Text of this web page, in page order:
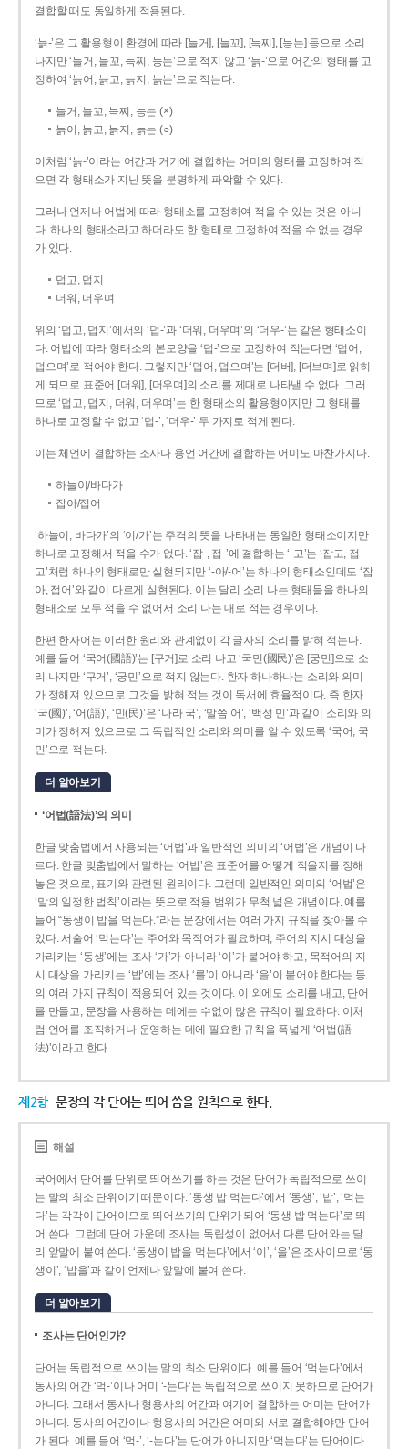
결합할 때도 동일하게 적용된다.
‘늙-’은 그 활용형이 환경에 따라 [늘거], [늘꼬], [늑찌], [능는] 등으로 소리
나지만 ‘늘거, 늘꼬, 늑찌, 능는’으로 적지 않고 ‘늙-’으로 어간의 형태를 고
정하여 ‘늙어, 늙고, 늙지, 늙는’으로 적는다.
늘거, 늘꼬, 늑찌, 능는 (×)
늙어, 늙고, 늙지, 늙는 (○)
이처럼 ‘늙-­’이라는 어간과 거기에 결합하는 어미의 형태를 고정하여 적
으면 각 형태소가 지닌 뜻을 분명하게 파악할 수 있다.
그러나 언제나 어법에 따라 형태소를 고정하여 적을 수 있는 것은 아니
다. 하나의 형태소라고 하더라도 한 형태로 고정하여 적을 수 없는 경우
가 있다.
덥고, 덥지
더워, 더우며
위의 ‘덥고, 덥지’에서의 ‘덥-­’과 ‘더워, 더우며’의 ‘더우-­’는 같은 형태소이
다. 어법에 따라 형태소의 본모양을 ‘덥-­’으로 고정하여 적는다면 ‘덥어,
덥으며’로 적어야 한다. 그렇지만 ‘덥어, 덥으며’는 [더버], [더브며]로 읽히
게 되므로 표준어 [더워], [더우며]의 소리를 제대로 나타낼 수 없다. 그러
므로 ‘덥고, 덥지, 더워, 더우며’는 한 형태소의 활용형이지만 그 형태를
하나로 고정할 수 없고 ‘덥-’, ‘더우-’ 두 가지로 적게 된다.
이는 체언에 결합하는 조사나 용언 어간에 결합하는 어미도 마찬가지다.
하늘이/바다가
잡아/접어
‘하늘이, 바다가’의 ‘이/가’는 주격의 뜻을 나타내는 동일한 형태소이지만
하나로 고정해서 적을 수가 없다. ‘잡-, 접-’에 결합하는 ‘-고’는 ‘잡고, 접
고’처럼 하나의 형태로만 실현되지만 ‘-아/-어’는 하나의 형태소인데도 ‘잡
아, 접어’와 같이 다르게 실현된다. 이는 달리 소리 나는 형태들을 하나의
형태소로 모두 적을 수 없어서 소리 나는 대로 적는 경우이다.
한편 한자어는 이러한 원리와 관계없이 각 글자의 소리를 밝혀 적는다.
예를 들어 ‘국어(國語)’는 [구거]로 소리 나고 ‘국민(國民)’은 [궁민]으로 소
리 나지만 ‘구거’, ‘궁민’으로 적지 않는다. 한자 하나하나는 소리와 의미
가 정해져 있으므로 그것을 밝혀 적는 것이 독서에 효율적이다. 즉 한자
‘국(國)’, ‘어(語)’, ‘민(民)’은 ‘나라 국’, ‘말씀 어’, ‘백성 민’과 같이 소리와 의
미가 정해져 있으므로 그 독립적인 소리와 의미를 알 수 있도록 ‘국어, 국
민’으로 적는다.
더 알아보기
‘어법(語法)’의 의미
한글 맞춤법에서 사용되는 ‘어법’과 일반적인 의미의 ‘어법’은 개념이 다
르다. 한글 맞춤법에서 말하는 ‘어법’은 표준어를 어떻게 적을지를 정해
놓은 것으로, 표기와 관련된 원리이다. 그런데 일반적인 의미의 ‘어법’은
‘말의 일정한 법칙’이라는 뜻으로 적용 범위가 무척 넓은 개념이다. 예를
들어 “동생이 밥을 먹는다.”라는 문장에서는 여러 가지 규칙을 찾아볼 수
있다. 서술어 ‘먹는다’는 주어와 목적어가 필요하며, 주어의 지시 대상을
가리키는 ‘동생’에는 조사 ‘가’가 아니라 ‘이’가 붙어야 하고, 목적어의 지
시 대상을 가리키는 ‘밥’에는 조사 ‘를’이 아니라 ‘을’이 붙어야 한다는 등
의 여러 가지 규칙이 적용되어 있는 것이다. 이 외에도 소리를 내고, 단어
를 만들고, 문장을 사용하는 데에는 수없이 많은 규칙이 필요하다. 이처
럼 언어를 조직하거나 운영하는 데에 필요한 규칙을 폭넓게 ‘어법(語
法)’이라고 한다.
제2항 문장의 각 단어는 띄어 씀을 원칙으로 한다.
해설
국어에서 단어를 단위로 띄어쓰기를 하는 것은 단어가 독립적으로 쓰이
는 말의 최소 단위이기 때문이다. ‘동생 밥 먹는다’에서 ‘동생’, ‘밥’, ‘먹는
다’는 각각이 단어이므로 띄어쓰기의 단위가 되어 ‘동생 밥 먹는다’로 띄
어 쓴다. 그런데 단어 가운데 조사는 독립성이 없어서 다른 단어와는 달
리 앞말에 붙여 쓴다. ‘동생이 밥을 먹는다’에서 ‘이’, ‘을’은 조사이므로 ‘동
생이’, ‘밥을’과 같이 언제나 앞말에 붙여 쓴다.
더 알아보기
조사는 단어인가?
단어는 독립적으로 쓰이는 말의 최소 단위이다. 예를 들어 ‘먹는다’에서
동사의 어간 ‘먹-­’이나 어미 ‘­-는다’는 독립적으로 쓰이지 못하므로 단어가
아니다. 그래서 동사나 형용사의 어간과 여기에 결합하는 어미는 단어가
아니다. 동사의 어간이나 형용사의 어간은 어미와 서로 결합해야만 단어
가 된다. 예를 들어 ‘먹-’, ‘-는다’는 단어가 아니지만 ‘먹는다’는 단어이다.